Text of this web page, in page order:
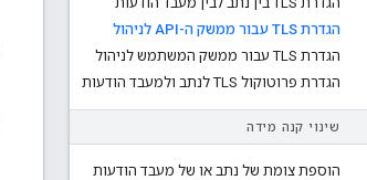
הגדרת TLS עבור ממשק ה-API לניהול
הגדרת TLS עבור ממשק המשתמש לניהול
הגדרת פרוטוקול TLS לנתב ולמעבד הודעות
שינוי קנה מידה
הוספת צומת של נתב או של מעבד הודעות